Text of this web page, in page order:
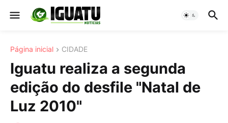
Página inicial CIDADE
Iguatu realiza a segunda
edição do desfile "Natal de
Luz 2010"